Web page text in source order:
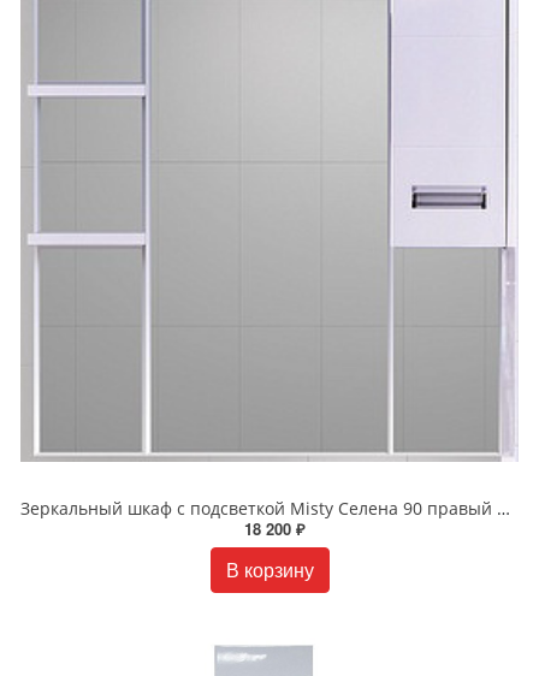
Зеркальный шкаф с подсветкой Misty Селена 90 правый П-Сел02090-01П
18 200 ₽
В корзину